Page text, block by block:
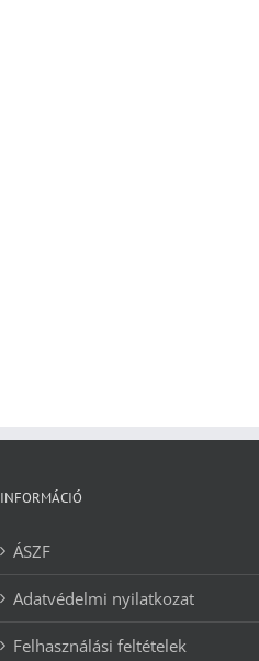
INFORMÁCIÓ
ÁSZF
Adatvédelmi nyilatkozat
Felhasználási feltételek